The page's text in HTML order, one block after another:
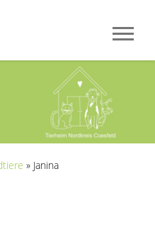
» Janina